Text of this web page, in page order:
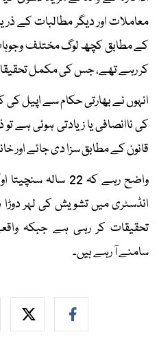
معاملات اور دیگر مطالبات کے
کے مطابق کچھ لوگ مختلف
کر رہے تھے، جس کی مکمل
انہوں نے بھارتی حکام سے اپیل
کی ناانصافی یا زیادتی ہوئی ہے
قانون کے مطابق سزا دی جائے اور
واضح رہے کہ 22
انڈسٹری میں تشویش کی لہر
تحقیقات کر رہی ہے جبکہ
سامنے آ رہے ہیں۔